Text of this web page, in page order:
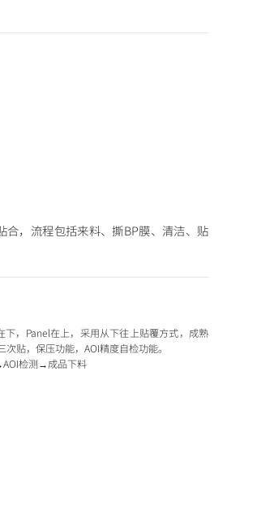
，流程包括来料、撕BP膜、清洁、贴
，Panel在上，采用从下往上贴覆方式，成熟
贴，保压功能，AOI精度自检功能。
检测→成品下料